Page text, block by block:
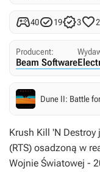
40193
Producent:
Beam Software
Dune II: Battle
Krush Kill 'N
(RTS) osadzoną w
Wojnie Światowej -